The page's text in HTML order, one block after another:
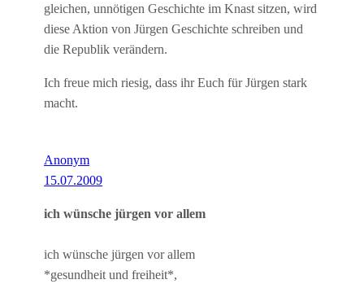
gleichen, unnötigen Geschichte im Knast sitzen, wird
diese Aktion von Jürgen Geschichte schreiben und
die Republik verändern.
Ich freue mich riesig, dass ihr Euch für Jürgen stark
macht.
Anonym
15.07.2009
ich wünsche jürgen vor allem
ich wünsche jürgen vor allem
*gesundheit und freiheit*,